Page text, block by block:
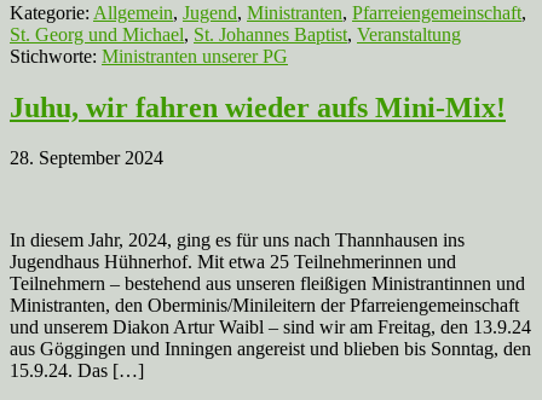
Kategorie: Allgemein, Jugend, Ministranten, Pfarreiengemeinschaft,
St. Georg und Michael, St. Johannes Baptist, Veranstaltung
Stichworte: Ministranten unserer PG
Juhu, wir fahren wieder aufs Mini-Mix!
28. September 2024
In diesem Jahr, 2024, ging es für uns nach Thannhausen ins
Jugendhaus Hühnerhof. Mit etwa 25 Teilnehmerinnen und
Teilnehmern – bestehend aus unseren fleißigen Ministrantinnen und
Ministranten, den Oberminis/Minileitern der Pfarreiengemeinschaft
und unserem Diakon Artur Waibl – sind wir am Freitag, den 13.9.24
aus Göggingen und Inningen angereist und blieben bis Sonntag, den
15.9.24. Das […]